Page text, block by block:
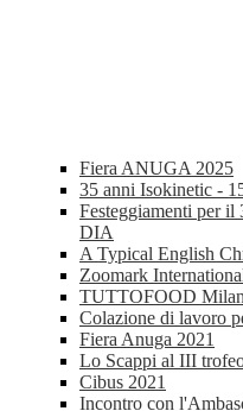
Fiera ANUGA 2025
35 anni Isokinetic -
Festeggiamenti per il
DIA
A Typical English
Zoomark
TUTTOFOOD
Colazione di lavoro
Fiera Anuga 2021
Lo Scappi al III
Cibus 2021
Incontro con